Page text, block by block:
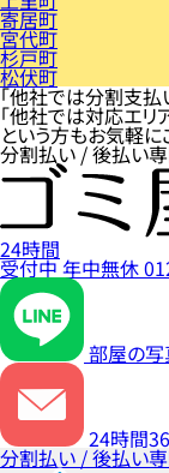
寄居町
宮代町
杉戸町
松伏町
「他社では分割支払
「他社では対応エリ
という方もお気軽に
分割払い / 後払い
24時間
受付中年中無休
部屋の写
24時間
分割払い / 後払い